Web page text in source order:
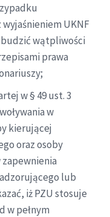
UKNF
wątpliwości
prawa
w § 49 ust. 3
w
kierującej
oraz osoby
lub
iż PZU stosuje
w pełnym